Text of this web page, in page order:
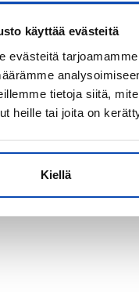
käyttää evästeitä
evästeitä
tietoja siitä,
heille tai joita on
Kiellä
sopii myös